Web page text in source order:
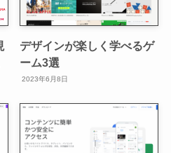
デザインが楽しく学べるゲ
ーム3選
2023年6月8日